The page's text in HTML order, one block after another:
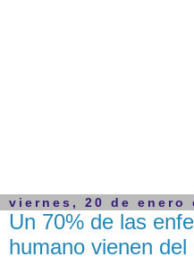
viernes, 20 de enero
Un 70% de las
humano vienen